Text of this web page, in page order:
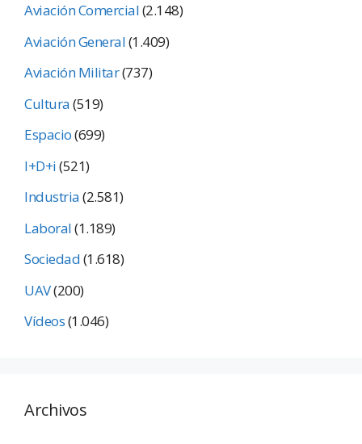
Aviación Comercial(2.148)
Aviación General(1.409)
Aviación Militar(737)
Cultura(519)
Espacio(699)
I+D+i(521)
Industria(2.581)
Laboral(1.189)
Sociedad(1.618)
UAV(200)
Vídeos(1.046)
Archivos